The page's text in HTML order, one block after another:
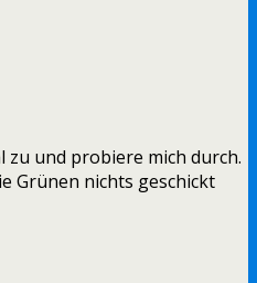
zu und probiere mich durch.
Grünen nichts geschickt